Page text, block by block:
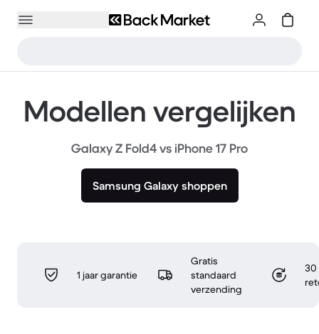
Modellen vergelijken
Galaxy Z Fold4 vs iPhone 17 Pro
Samsung Galaxy shoppen
1 jaar garantie
Gratis
standaard
verzending
30